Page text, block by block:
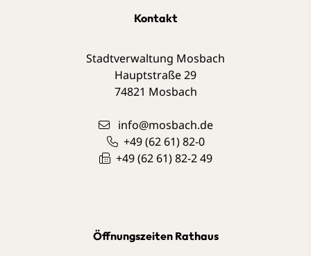
Kontakt
Stadtverwaltung Mosbach
Hauptstraße 29
74821 Mosbach
info@mosbach.de
+49 (62 61) 82-0
+49 (62 61) 82-2 49
Öffnungszeiten Rathaus